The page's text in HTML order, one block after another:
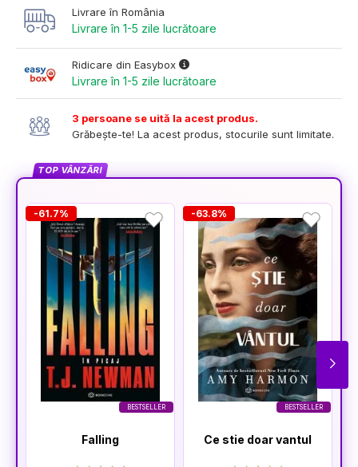
Livrare în România
Livrare în 1-5 zile lucrătoare
Ridicare din Easybox
Livrare în 1-5 zile lucrătoare
3 persoane se uită la acest produs.
Grăbește-te! La acest produs, stocurile sunt limitate.
TOP VÂNZĂRI
BESTSELLER
-61.7%
Falling
BESTSELLER
-63.8%
Ce stie doar vantul